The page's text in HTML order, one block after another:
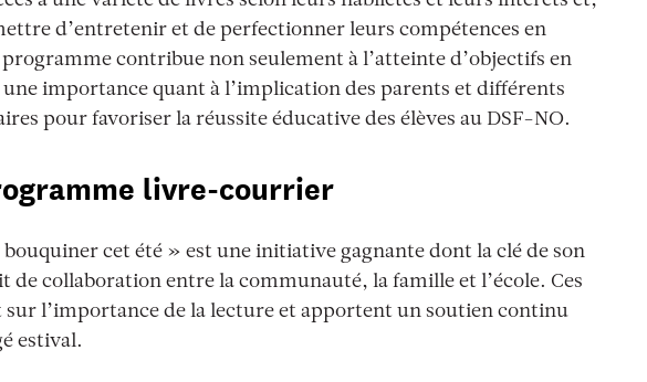
d’entretenir et de perfectionner leurs compétences en
contribue non seulement à l’atteinte d’objectifs en
importance quant à l’implication des parents et différents
pour favoriser la réussite éducative des élèves au DSF-NO.
livre-courrier
cet été » est une initiative gagnante dont la clé de son
de collaboration entre la communauté, la famille et l’école. Ces
l’importance de la lecture et apportent un soutien continu
estival.